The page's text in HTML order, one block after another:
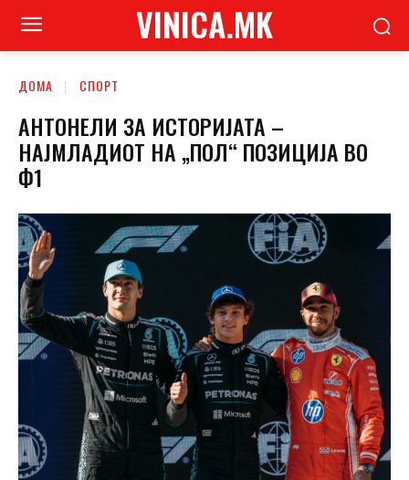
VINICA.MK
ДОМА СПОРТ
АНТОНЕЛИ ЗА ИСТОРИЈАТА –
НАЈМЛАДИОТ НА „ПОЛ“ ПОЗИЦИЈА ВО
Ф1